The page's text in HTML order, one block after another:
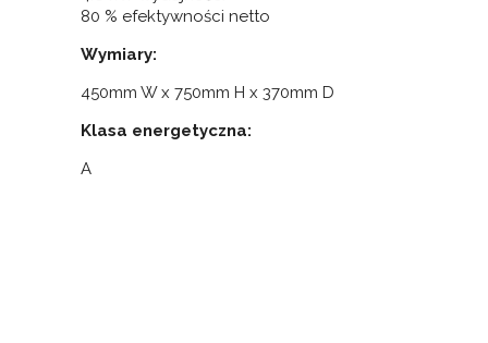
80 % efektywności netto
Wymiary:
450mm W x 750mm H x 370mm D
Klasa energetyczna:
A